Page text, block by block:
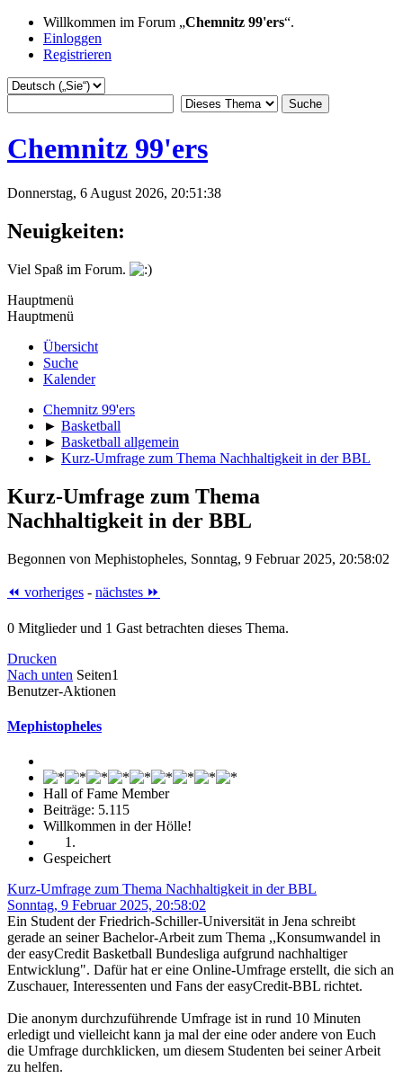
Willkommen im Forum „Chemnitz 99'ers“.
Einloggen
Registrieren
Chemnitz 99'ers
Donnerstag, 6 August 2026, 20:51:38
Neuigkeiten:
Viel Spaß im Forum.
Hauptmenü
Hauptmenü
Übersicht
Suche
Kalender
Chemnitz 99'ers
► Basketball
► Basketball allgemein
► Kurz-Umfrage zum Thema Nachhaltigkeit in der BBL
Kurz-Umfrage zum Thema
Nachhaltigkeit in der BBL
Begonnen von Mephistopheles, Sonntag, 9 Februar 2025, 20:58:02
⏪ vorheriges - nächstes ⏩
0 Mitglieder und 1 Gast betrachten dieses Thema.
Drucken
Nach unten Seiten1
Benutzer-Aktionen
Mephistopheles
Hall of Fame Member
Beiträge: 5.115
Willkommen in der Hölle!
Gespeichert
Kurz-Umfrage zum Thema Nachhaltigkeit in der BBL
Sonntag, 9 Februar 2025, 20:58:02
Ein Student der Friedrich-Schiller-Universität in Jena schreibt
gerade an seiner Bachelor-Arbeit zum Thema ,,Konsumwandel in
der easyCredit Basketball Bundesliga aufgrund nachhaltiger
Entwicklung". Dafür hat er eine Online-Umfrage erstellt, die sich an
Zuschauer, Interessenten und Fans der easyCredit-BBL richtet.
Die anonym durchzuführende Umfrage ist in rund 10 Minuten
erledigt und vielleicht kann ja mal der eine oder andere von Euch
die Umfrage durchklicken, um diesem Studenten bei seiner Arbeit
zu helfen.